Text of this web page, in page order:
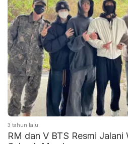
3 tahun lalu
RM dan V BTS Resmi